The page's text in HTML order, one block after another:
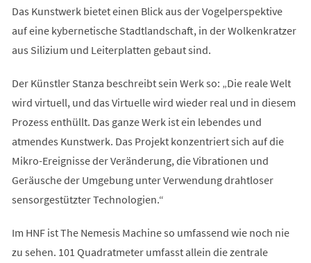
Das Kunstwerk bietet einen Blick aus der Vogelperspektive
auf eine kybernetische Stadtlandschaft, in der Wolkenkratzer
aus Silizium und Leiterplatten gebaut sind.
Der Künstler Stanza beschreibt sein Werk so: „Die reale Welt
wird virtuell, und das Virtuelle wird wieder real und in diesem
Prozess enthüllt. Das ganze Werk ist ein lebendes und
atmendes Kunstwerk. Das Projekt konzentriert sich auf die
Mikro-Ereignisse der Veränderung, die Vibrationen und
Geräusche der Umgebung unter Verwendung drahtloser
sensorgestützter Technologien.“
Im HNF ist The Nemesis Machine so umfassend wie noch nie
zu sehen. 101 Quadratmeter umfasst allein die zentrale